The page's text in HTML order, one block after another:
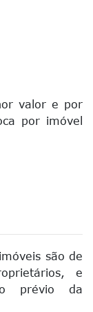
valor e por
por imóvel
são de
e
prévio da